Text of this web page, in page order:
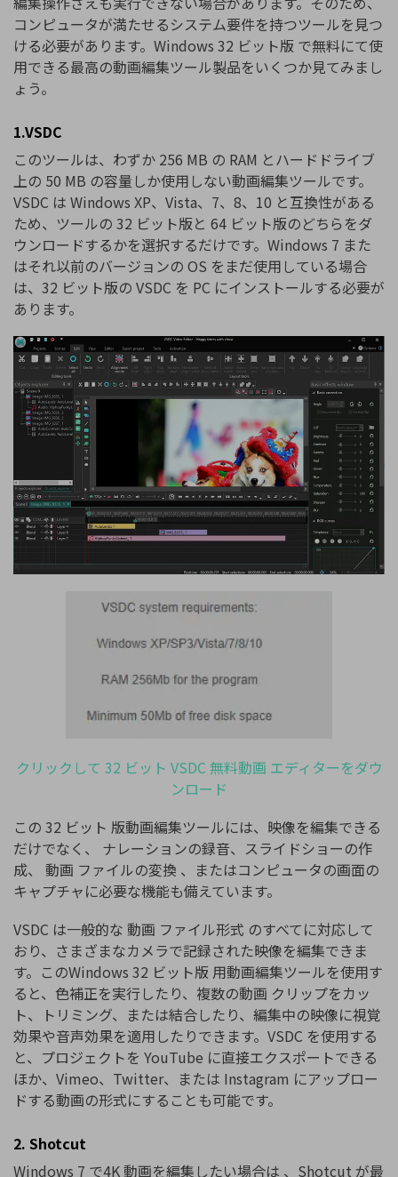
コンピュータが満たせるシステム要件を持つツールを見つ
ける必要があります。Windows 32 ビット版 で無料にて使
用できる最高の動画編集ツール製品をいくつか見てみまし
ょう。
1.VSDC
このツールは、わずか 256 MB の RAM とハードドライブ
上の 50 MB の容量しか使用しない動画編集ツールです。
VSDC は Windows XP、Vista、7、8、10 と互換性がある
ため、ツールの 32 ビット版と 64 ビット版のどちらをダ
ウンロードするかを選択するだけです。Windows 7 また
はそれ以前のバージョンの OS をまだ使用している場合
は、32 ビット版の VSDC を PC にインストールする必要が
あります。
クリックして 32 ビット VSDC 無料動画 エディターをダウ
ンロード
この 32 ビット 版動画編集ツールには、映像を編集できる
だけでなく、 ナレーションの録音、スライドショーの作
成、 動画 ファイルの変換 、またはコンピュータの画面の
キャプチャに必要な機能も備えています。
VSDC は一般的な 動画 ファイル形式 のすべてに対応して
おり、さまざまなカメラで記録された映像を編集できま
す。このWindows 32 ビット版 用動画編集ツールを使用す
ると、色補正を実行したり、複数の動画 クリップをカッ
ト、トリミング、または結合したり、編集中の映像に視覚
効果や音声効果を適用したりできます。VSDC を使用する
と、プロジェクトを YouTube に直接エクスポートできる
ほか、Vimeo、Twitter、または Instagram にアップロー
ドする動画の形式にすることも可能です。
2. Shotcut
Windows 7 で4K 動画を編集したい場合は 、Shotcut が最